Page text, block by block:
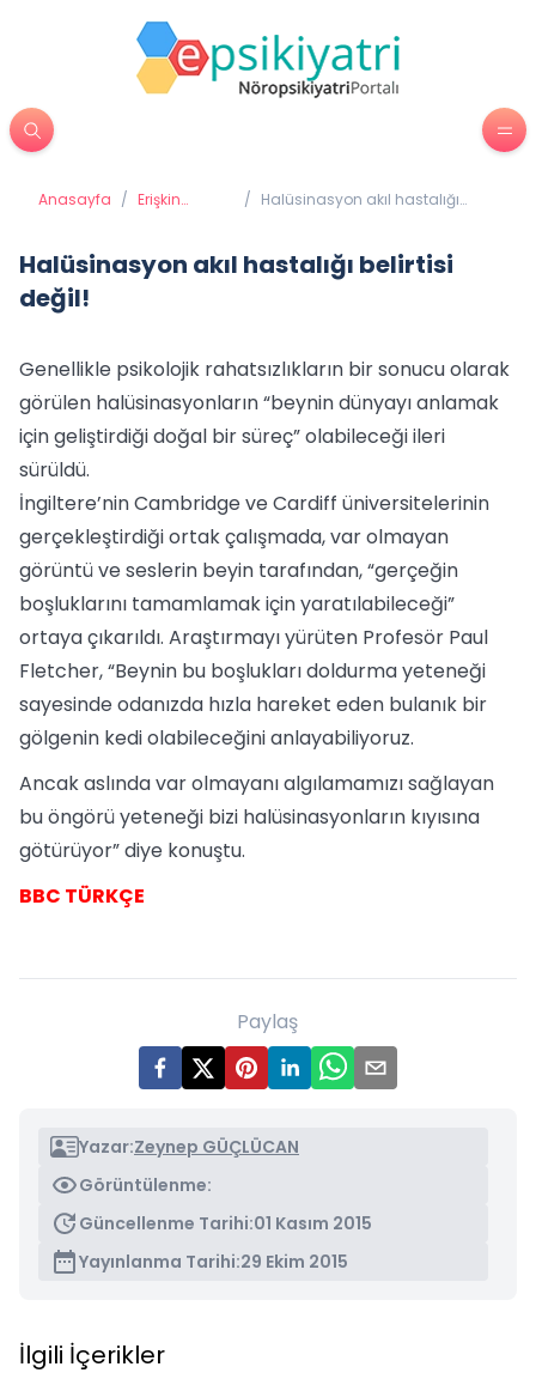
Anasayfa / Erişkin
/ Halüsinasyon akıl hastalığı
Halüsinasyon akıl hastalığı belirtisi
değil!
Genellikle psikolojik rahatsızlıkların bir sonucu olarak
görülen halüsinasyonların “beynin dünyayı anlamak
için geliştirdiği doğal bir süreç” olabileceği ileri
sürüldü.
İngiltere’nin Cambridge ve Cardiff üniversitelerinin
gerçekleştirdiği ortak çalışmada, var olmayan
görüntü ve seslerin beyin tarafından, “gerçeğin
boşluklarını tamamlamak için yaratılabileceği”
ortaya çıkarıldı. Araştırmayı yürüten Profesör Paul
Fletcher, “Beynin bu boşlukları doldurma yeteneği
sayesinde odanızda hızla hareket eden bulanık bir
gölgenin kedi olabileceğini anlayabiliyoruz.
Ancak aslında var olmayanı algılamamızı sağlayan
bu öngörü yeteneği bizi halüsinasyonların kıyısına
götürüyor” diye konuştu.
BBC TÜRKÇE
Paylaş
Yazar:Zeynep GÜÇLÜCAN
Görüntülenme:
Güncellenme Tarihi:01 Kasım 2015
Yayınlanma Tarihi:29 Ekim 2015
İlgili İçerikler